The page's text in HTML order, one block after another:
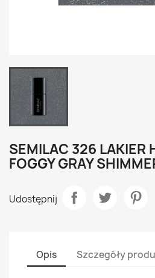
SEMILAC 326 LAKIER
FOGGY GRAY
Udostępnij
Opis Szczegóły